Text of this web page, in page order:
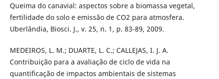
Queima do canavial: aspectos sobre a biomassa vegetal,
fertilidade do solo e emissão de CO2 para atmosfera.
Uberlândia, Biosci. J., v. 25, n. 1, p. 83-89, 2009.
MEDEIROS, L. M.; DUARTE, L. C.; CALLEJAS, I. J. A.
Contribuição para a avaliação de ciclo de vida na
quantificação de impactos ambientais de sistemas